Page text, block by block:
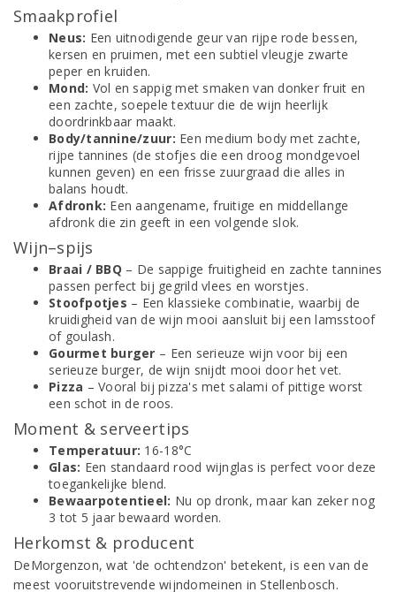
Smaakprofiel
Neus: Een uitnodigende geur van rijpe rode bessen,
kersen en pruimen, met een subtiel vleugje zwarte
peper en kruiden.
Mond: Vol en sappig met smaken van donker fruit en
een zachte, soepele textuur die de wijn heerlijk
doordrinkbaar maakt.
Body/tannine/zuur: Een medium body met zachte,
rijpe tannines (de stofjes die een droog mondgevoel
kunnen geven) en een frisse zuurgraad die alles in
balans houdt.
Afdronk: Een aangename, fruitige en middellange
afdronk die zin geeft in een volgende slok.
Wijn–spijs
Braai / BBQ – De sappige fruitigheid en zachte tannines
passen perfect bij gegrild vlees en worstjes.
Stoofpotjes – Een klassieke combinatie, waarbij de
kruidigheid van de wijn mooi aansluit bij een lamsstoof
of goulash.
Gourmet burger – Een serieuze wijn voor bij een
serieuze burger, de wijn snijdt mooi door het vet.
Pizza – Vooral bij pizza's met salami of pittige worst
een schot in de roos.
Moment & serveertips
Temperatuur: 16-18°C
Glas: Een standaard rood wijnglas is perfect voor deze
toegankelijke blend.
Bewaarpotentieel: Nu op dronk, maar kan zeker nog
3 tot 5 jaar bewaard worden.
Herkomst & producent
DeMorgenzon, wat 'de ochtendzon' betekent, is een van de
meest vooruitstrevende wijndomeinen in Stellenbosch.